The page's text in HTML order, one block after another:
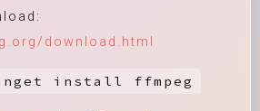
download.html
install ffmpeg